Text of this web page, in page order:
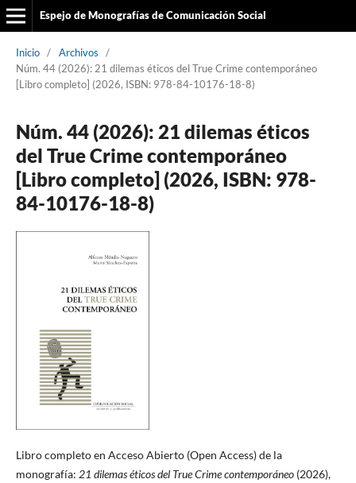
Espejo de Monografías de Comunicación Social
Inicio / Archivos
/
Núm. 44 (2026): 21 dilemas éticos del True Crime contemporáneo
[Libro completo] (2026, ISBN: 978-84-10176-18-8)
Núm. 44 (2026): 21 dilemas éticos
del True Crime contemporáneo
[Libro completo] (2026, ISBN: 978-
84-10176-18-8)
Libro completo en Acceso Abierto (Open Access) de la
monografía: 21 dilemas éticos del True Crime contemporáneo (2026),